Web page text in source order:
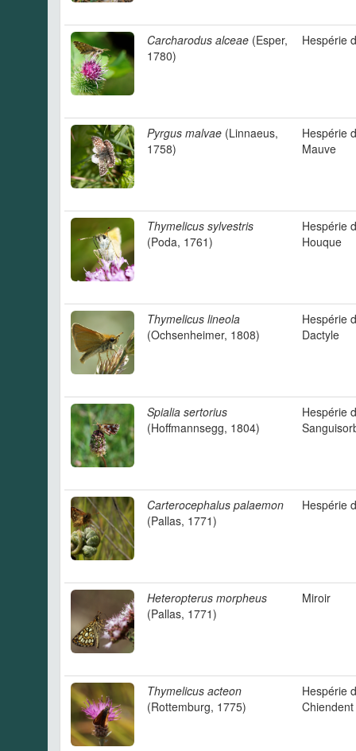
Carcharodus alceae (Esper,
1780)
Hespérie
Pyrgus malvae (Linnaeus,
1758)
Hespérie
Mauve
Thymelicus sylvestris
(Poda, 1761)
Hespérie
Houque
Thymelicus lineola
(Ochsenheimer, 1808)
Hespérie
Dactyle
Spialia sertorius
(Hoffmannsegg, 1804)
Hespérie
Carterocephalus palaemon
(Pallas, 1771)
Hespérie
Heteropterus morpheus
(Pallas, 1771)
Miroir
Thymelicus acteon
(Rottemburg, 1775)
Hespérie
Chiendent